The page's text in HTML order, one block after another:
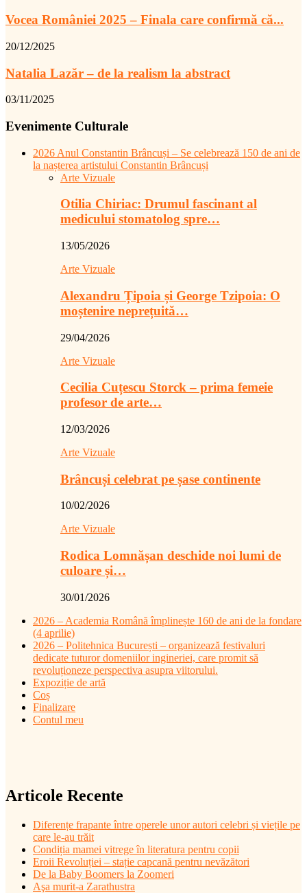
Vocea României 2025 – Finala care confirmă că...
20/12/2025
Natalia Lazăr – de la realism la abstract
03/11/2025
Evenimente Culturale
2026 Anul Constantin Brâncuși – Se celebrează 150 de ani de
la nașterea artistului Constantin Brâncuși
Arte Vizuale
Otilia Chiriac: Drumul fascinant al
medicului stomatolog spre…
13/05/2026
Arte Vizuale
Alexandru Țipoia și George Tzipoia: O
moștenire neprețuită…
29/04/2026
Arte Vizuale
Cecilia Cuțescu Storck – prima femeie
profesor de arte…
12/03/2026
Arte Vizuale
Brâncuși celebrat pe șase continente
10/02/2026
Arte Vizuale
Rodica Lomnășan deschide noi lumi de
culoare și…
30/01/2026
2026 – Academia Română împlinește 160 de ani de la fondare
(4 aprilie)
2026 – Politehnica București – organizează festivaluri
dedicate tuturor domeniilor ingineriei, care promit să
revoluționeze perspectiva asupra viitorului.
Expoziție de artă
Coș
Finalizare
Contul meu
Articole Recente
Diferențe frapante între operele unor autori celebri și viețile pe
care le-au trăit
Condiția mamei vitrege în literatura pentru copii
Eroii Revoluției – stație capcană pentru nevăzători
De la Baby Boomers la Zoomeri
Aşa murit-a Zarathustra